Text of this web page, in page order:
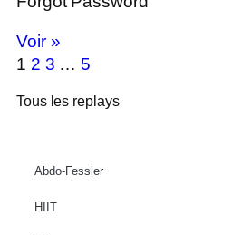
Voir »
1 2 3 … 5
Tous les replays
Abdo-Fessier
HIIT